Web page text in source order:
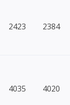
2423 2384
4035 4020